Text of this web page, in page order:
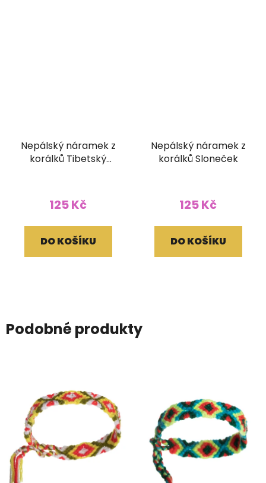
Nepálský náramek z
korálků Tibetský
125 Kč
DO KOŠÍKU
Nepálský náramek z
korálků Sloneček
125 Kč
DO KOŠÍKU
Podobné produkty